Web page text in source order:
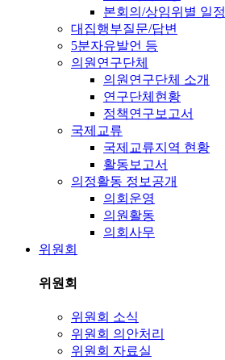
본회의/상임위별 일정
대집행부질문/답변
5분자유발언 등
의원연구단체
의원연구단체 소개
연구단체현황
정책연구보고서
국제교류
국제교류지역 현황
활동보고서
의정활동 정보공개
의회운영
의원활동
의회사무
위원회
위원회
위원회 소식
위원회 의안처리
위원회 자료실